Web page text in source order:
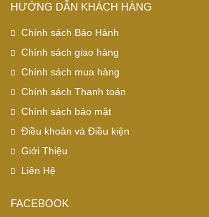
HƯỚNG DẪN KHÁCH HÀNG
Chính sách Bảo Hành
Chính sách giao hàng
Chính sách mua hàng
Chính sách Thanh toán
Chính sách bảo mật
Điều khoản và Điều kiện
Giới Thiệu
Liên Hệ
FACEBOOK